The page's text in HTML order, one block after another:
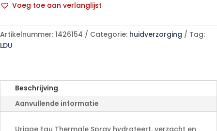
300mlVoeg toe aan verlanglijst
l
t
e
a
t
Artikelnummer: 1426154 Categorie: huidverzorging
Tag:
LDU
Beschrijving
Aanvullende informatie
Uriage Eau Thermale Spray hydrateert, verzacht en